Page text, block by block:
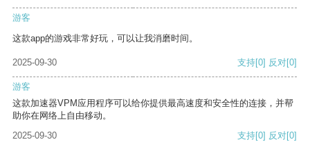
游客
这款app的游戏非常好玩，可以让我消磨时间。
2025-09-30 支持[0] 反对[0]
游客
这款加速器VPM应用程序可以给你提供最高速度和安全性的连接，并帮
助你在网络上自由移动。
2025-09-30
支持[0] 反对[0]